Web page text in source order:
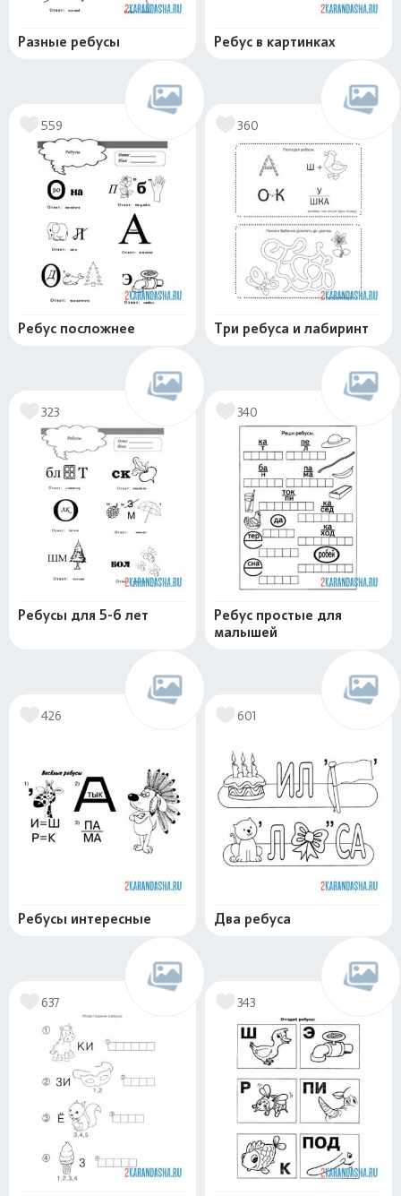
Разные ребусы Ребус в картинках
559
Ребус посложнее
360
Три ребуса и лабиринт
323
Ребусы для 5-6 лет
340
Ребус простые для
малышей
426
Ребусы интересные
601
Два ребуса
637 343